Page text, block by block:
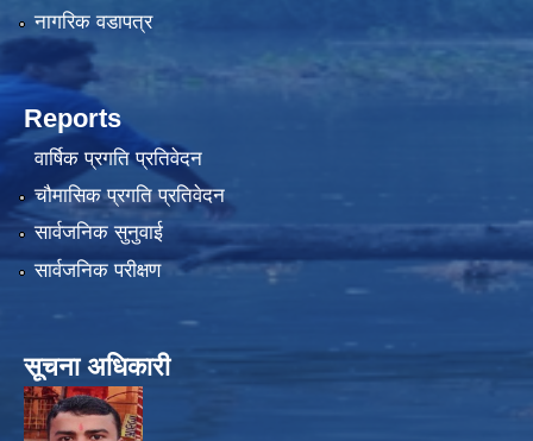
नागरिक वडापत्र
Reports
वार्षिक प्रगति प्रतिवेदन
चौमासिक प्रगति प्रतिवेदन
सार्वजनिक सुनुवाई
सार्वजनिक परीक्षण
सूचना अधिकारी